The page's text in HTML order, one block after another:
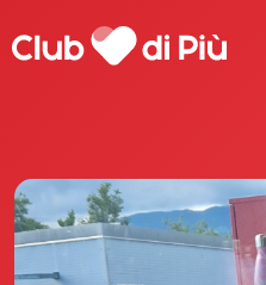
Scopri Club di Più